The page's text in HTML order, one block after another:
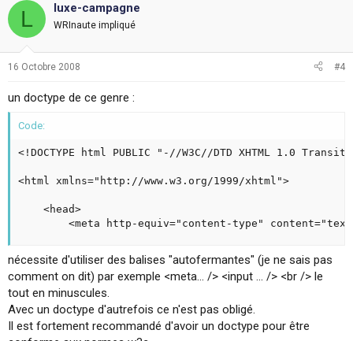
L luxe-campagne
WRInaute impliqué
16 Octobre 2008 #4
un doctype de ce genre :
Code:
<!DOCTYPE html PUBLIC "-//W3C//DTD XHTML 1.0
<html xmlns="http://www.w3.org/1999/xhtml">
<meta http-equiv="content-type"
nécessite d'utiliser des balises "autofermantes" (je ne sais pas
comment on dit) par exemple <meta... /> <input ... /> <br /> le
tout en minuscules.
Avec un doctype d'autrefois ce n'est pas obligé.
Il est fortement recommandé d'avoir un doctype pour être